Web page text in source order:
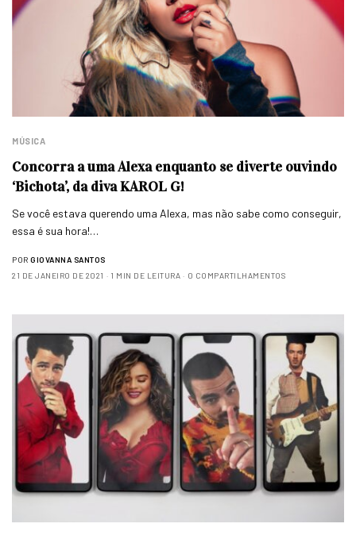
MÚSICA
Concorra a uma Alexa enquanto se diverte ouvindo
‘Bichota’, da diva KAROL G!
Se você estava querendo uma Alexa, mas não sabe como conseguir,
essa é sua hora!…
POR GIOVANNA SANTOS
21 DE JANEIRO DE 2021
1 MIN DE LEITURA 0 COMPARTILHAMENTOS